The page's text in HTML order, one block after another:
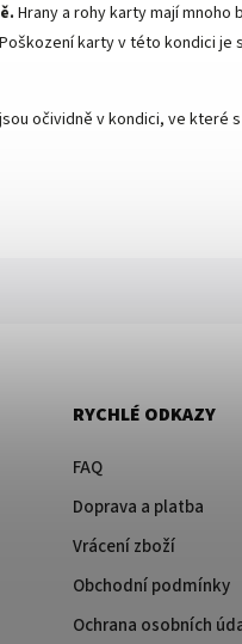
Hrany a rohy karty mají
karty v této kondici je
očividně v kondici, ve které
RYCHLÉ ODKAZY
FAQ
Doprava a platba
Vrácení zboží
Obchodní podmínky
Ochrana osobních